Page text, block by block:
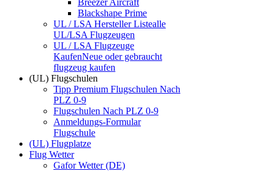
Breezer Aircraft
Blackshape Prime
UL / LSA Hersteller Listealle
UL/LSA Flugzeugen
UL / LSA Flugzeuge
KaufenNeue oder gebraucht
flugzeug kaufen
(UL) Flugschulen
Tipp Premium Flugschulen Nach
PLZ 0-9
Flugschulen Nach PLZ 0-9
Anmeldungs-Formular
Flugschule
(UL) Flugplatze
Flug Wetter
Gafor Wetter (DE)